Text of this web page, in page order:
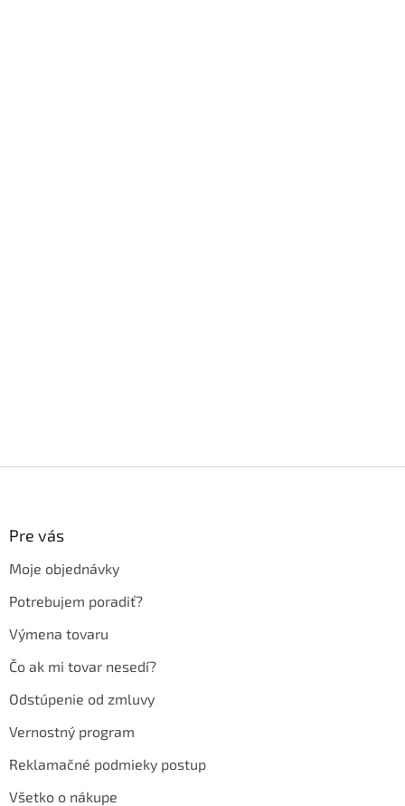
Pre vás
Moje objednávky
Potrebujem poradiť?
Výmena tovaru
Čo ak mi tovar nesedí?
Odstúpenie od zmluvy
Vernostný program
Reklamačné podmieky postup
Všetko o nákupe